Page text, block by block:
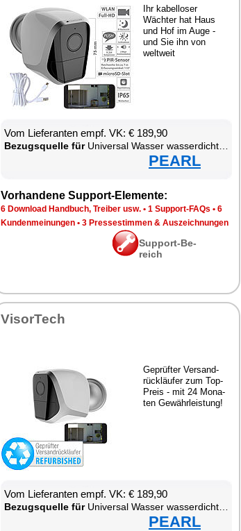
Ihr ka­bel­lo­ser
Wäch­ter hat Haus
und Hof im Au­ge -
und Sie ihn von
welt­weit
Vom Lie­fe­ran­ten empf. VK: € 189,90
Be­zugs­quel­le fürUni­ver­sal Was­ser was­ser­dich­ter W-LAN was­ser­fest staub­dicht Smart­pho­ne
PEARL
Vor­han­de­ne Sup­port-Ele­men­te:
6 Down­load Hand­buch, Trei­ber usw. • 1 Sup­port-FAQs • 6
Kun­den­mei­nun­gen • 3 Pres­se­stim­men & Aus­zeich­nun­gen
Sup­port-Be­
reich
Vi­sor­Tech
Ge­prüf­ter Ver­sand­
rück­läu­fer zum Top-
Preis - mit 24 Mo­na­
ten Ge­währ­leis­tung!
Vom Lie­fe­ran­ten empf. VK: € 189,90
Be­zugs­quel­le fürUni­ver­sal Was­ser was­ser­dich­ter W-LAN was­ser­fest staub­dicht Smart­pho­ne
PEARL